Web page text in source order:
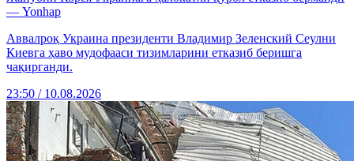
— Yonhap
Аввалроқ Украина президенти Владимир Зеленский Сеулни
Киевга ҳаво мудофааси тизимларини етказиб беришга
чақирганди.
23:50 / 10.08.2026